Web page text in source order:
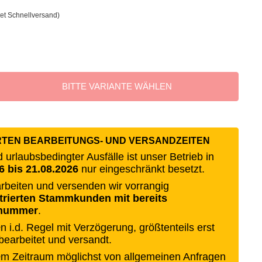
Schnellversand)
BITTE VARIANTE WÄHLEN
BEARBEITUNGS- UND VERSANDZEITEN
urlaubsbedingter Ausfälle ist unser Betrieb in
bis 21.08.2026 nur eingeschränkt besetzt.
und versenden wir vorrangig
Stammkunden mit bereits
.
i.d. Regel mit Verzögerung, größtenteils erst
und versandt.
Zeitraum möglichst von allgemeinen Anfragen